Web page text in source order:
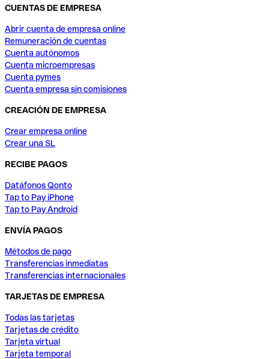
CUENTAS DE EMPRESA
Abrir cuenta de empresa online
Remuneración de cuentas
Cuenta autónomos
Cuenta microempresas
Cuenta pymes
Cuenta empresa sin comisiones
CREACIÓN DE EMPRESA
Crear empresa online
Crear una SL
RECIBE PAGOS
Datáfonos Qonto
Tap to Pay iPhone
Tap to Pay Android
ENVÍA PAGOS
Métodos de pago
Transferencias inmediatas
Transferencias internacionales
TARJETAS DE EMPRESA
Todas las tarjetas
Tarjetas de crédito
Tarjeta virtual
Tarjeta temporal